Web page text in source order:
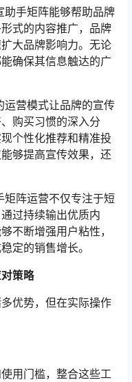
助手矩阵能够帮助品牌
式的内容推广，品牌
大品牌影响力。无论
确保其信息触达的广
运营模式让品牌的宣传
购买习惯的深入分
个性化推荐和精准投
够提高宣传效果，还
矩阵运营不仅专注于短
过持续输出优质内
不断增强用户粘性，
定的销售增长。
策略
优势，但在实际操作
用门槛，整合这些工